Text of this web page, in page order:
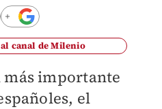
canal de Milenio
más importante
el